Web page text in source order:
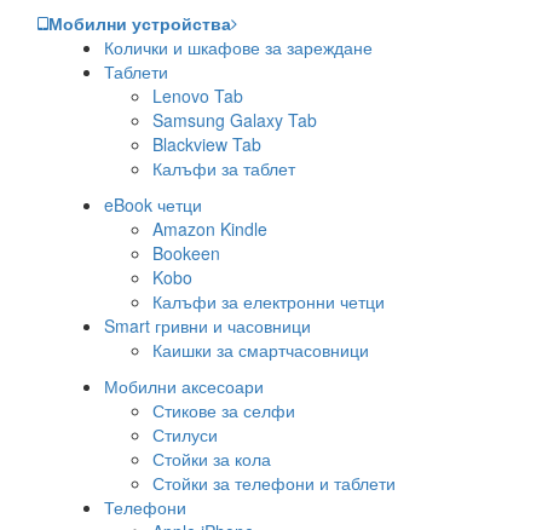
Мобилни устройства
Колички и шкафове за зареждане
Таблети
Lenovo Tab
Samsung Galaxy Tab
Blackview Tab
Калъфи за таблет
eBook четци
Amazon Kindle
Bookeen
Kobo
Калъфи за електронни четци
Smart гривни и часовници
Каишки за смартчасовници
Мобилни аксесоари
Стикове за селфи
Стилуси
Стойки за кола
Стойки за телефони и таблети
Телефони